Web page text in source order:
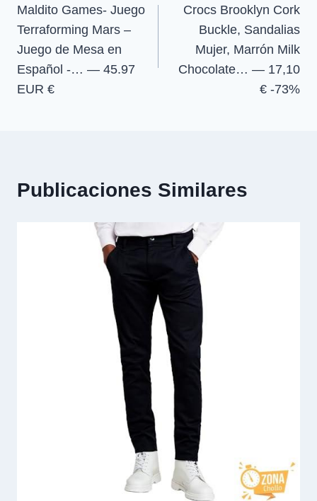
de
entradas
Maldito Games- Juego
Terraforming Mars –
Juego de Mesa en
Español -… — 45.97
EUR €
Crocs Brooklyn Cork
Buckle, Sandalias
Mujer, Marrón Milk
Chocolate… — 17,10
€ -73%
Publicaciones Similares